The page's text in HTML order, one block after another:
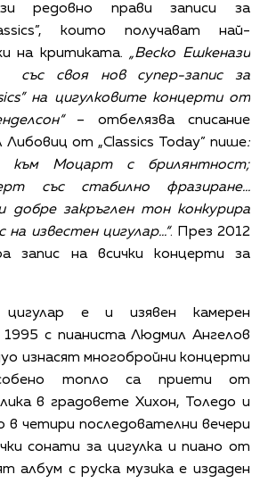
редовно прави записи за
които получават най-
на критиката. „Веско Ешкенази
със своя нов супер-запис за
на цигулковите концерти от
– отбелязва списание
Либовиц от „Classics Today” пише:
към Моцарт с брилянтност;
със стабилно фразиране…
добре закръглен тон конкурира
на известен цигулар…“. През 2012
запис на всички концерти за
цигулар е и изявен камерен
с пианиста Людмил Ангелов
изнасят многобройни концерти
топло са приети от
в градовете Хихон, Толедо и
в четири последователни вечери
сонати за цигулка и пиано от
албум с руска музика е издаден